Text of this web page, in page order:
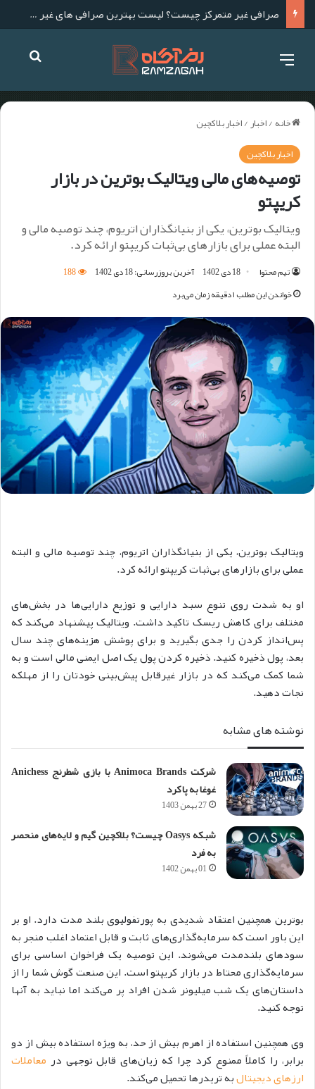
صرافی غیر متمرکز چیست؟ لیست بهترین صرافی های غیر متمرکز برای ایرانیان
خانه/اخبار/اخبار بلاکچین
اخبار بلاکچین
توصیه‌های مالی ویتالیک بوترین در بازار
کریپتو
ویتالیک بوترین، یکی از بنیانگذاران اتریوم،‌ چند توصیه مالی و
البته عملی برای بازارهای بی‌ثبات کریپتو ارائه کرد.
تیم محتوا 18 دی 1402 آخرین بروزرسانی: 18 دی 1402
188
خواندن این مطلب ۱ دقیقه زمان می‌برد
ویتالیک بوترین، یکی از بنیانگذاران اتریوم،‌ چند توصیه مالی و البته
عملی برای بازارهای بی‌ثبات کریپتو ارائه کرد.
او به شدت روی تنوع سبد دارایی و توزیع دارایی‌ها در بخش‌های
مختلف برای کاهش ریسک تاکید داشت. ویتالیک پیشنهاد می‌کند که
پس‌انداز کردن را جدی بگیرید و برای پوشش هزینه‌های چند سال
بعد، پول ذخیره کنید. ذخیره کردن پول یک اصل ایمنی مالی است و به
شما کمک می‌کند که در بازار غیرقابل پیش‌بینی خودتان را از مهلکه
نجات دهید.
نوشته های مشابه
شرکت Animoca Brands با بازی شطرنج Anichess
غوغا به پا کرد
27 بهمن 1403
شبکه Oasys چیست؟ بلاکچین گیم و لایه‌های منحصر
به فرد
01 بهمن 1402
بوترین همچنین اعتقاد شدیدی به پورتفولیوی بلند مدت دارد. او بر
این باور است که سرمایه‌گذاری‌های ثابت و قابل اعتماد اغلب منجر به
سودهای بلندمدت می‌شوند. این توصیه یک فراخوان اساسی برای
سرمایه‌گذاری محتاط در بازار کریپتو است. این صنعت گوش شما را از
داستان‌های یک شب میلیونر شدن افراد پر می‌کند اما نباید به آنها
توجه کنید.
وی همچنین استفاده از اهرم بیش از حد، به ویژه استفاده بیش از دو
برابر، را کاملاً ممنوع کرد چرا که زیان‌های قابل توجهی در معاملات
ارزهای دیجیتالبه تریدرها تحمیل می‌کند.